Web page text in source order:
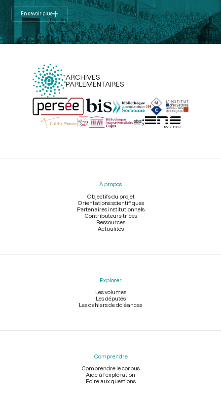
En savoir plus
ARCHIVES
PARLEMENTAIRES
Menu
À propos
Objectifs du projet
Orientations scientifiques
Partenaires institutionnels
Contributeurs-trices
Ressources
Actualités
Explorer
Les volumes
Les députés
Les cahiers de doléances
Comprendre
Comprendre le corpus
Aide à l'exploration
Foire aux questions